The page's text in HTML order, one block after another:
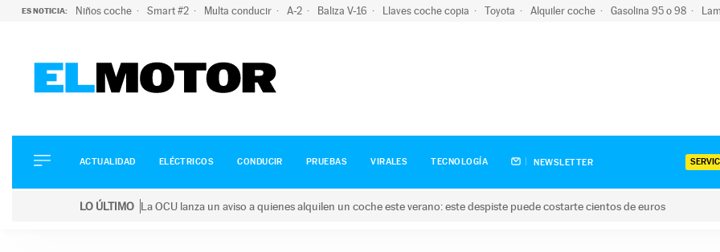
ES NOTICIA: Niños coche Smart #2 Multa conducir A-2 Baliza V-16 Llaves coche copia Toyota Alquiler coche Gasolina 95 o 98
ELÉCTRICOS
CONDUCIR
ACTUALIDAD ELÉCTRICOS CONDUCIR PRUEBAS VIRALES TECNOLOGÍA NEWSLETTER
LO ÚLTIMO La OCU lanza un aviso a quienes alquilen un coche este verano: este despiste puede costarte cientos de euros